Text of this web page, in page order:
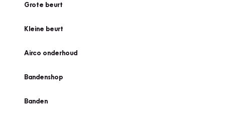
Grote beurt
Kleine beurt
Airco onderhoud
Bandenshop
Banden